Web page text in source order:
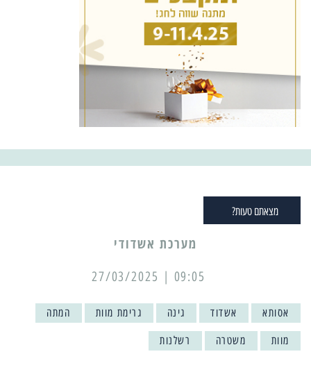
מצאתם טעות?
מערכת אשדודי
09:05 | 27/03/2025
אסותא אשדוד גינה גרימת מוות המתה
מוות משטרה רשלנות